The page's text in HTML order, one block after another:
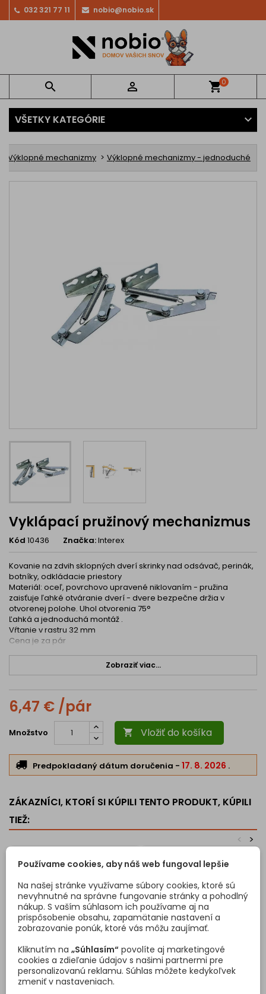
032 321 77 11 nobio@nobio.sk
  shopping_cart0
VŠETKY KATEGÓRIE
Výklopné mechanizmy Výklopné mechanizmy - jednoduché
Vyklápací pružinový mechanizmus
Kód 10436 Značka:Interex
Kovanie na zdvih sklopných dverí skrinky nad odsávač, perinák,
botníky, odkládacie priestory
Materiál: oceľ, povrchovo upravené niklovaním - pružina
zaisťuje ľahké otváranie dverí - dvere bezpečne držia v
otvorenej polohe. Uhol otvorenia 75°
Ľahká a jednoduchá montáž .
Vŕtanie v rastru 32 mm
Cena je za pár
Zobraziť viac...
6,47 € /pár
Množstvo  Vložiť do košíka
Predpokladaný dátum doručenia - 17. 8. 2026 .
ZÁKAZNÍCI, KTORÍ SI KÚPILI TENTO PRODUKT, KÚPILI
TIEŽ:
>
<
PROTI PLECH NA ZÁMKY /
NIKEL
NÁBYTKOVÁ NOŽIČKA
Používame cookies, aby náš web fungoval lepšie
Na našej stránke využívame súbory cookies, ktoré sú
nevyhnutné na správne fungovanie stránky a pohodlný
nákup. S vaším súhlasom ich používame aj na
prispôsobenie obsahu, zapamätanie nastavení a
zobrazovanie ponúk, ktoré vás môžu zaujímať.
Kliknutím na „Súhlasím“ povolíte aj marketingové
cookies a zdieľanie údajov s našimi partnermi pre
personalizovanú reklamu. Súhlas môžete kedykoľvek
zmeniť v nastaveniach.